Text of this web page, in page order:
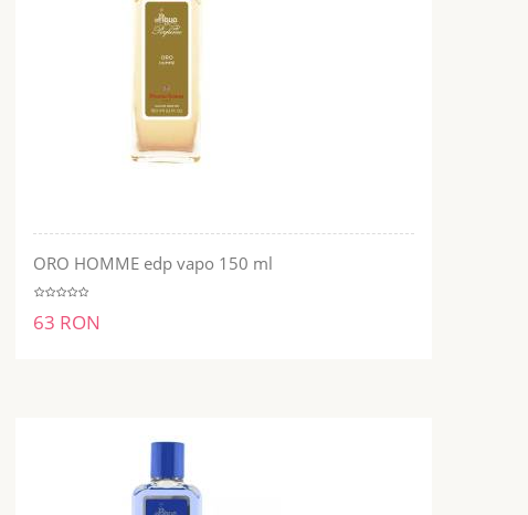
ORO HOMME edp vapo 150 ml
63 RON
ADĂUGĂ ÎN COŞ